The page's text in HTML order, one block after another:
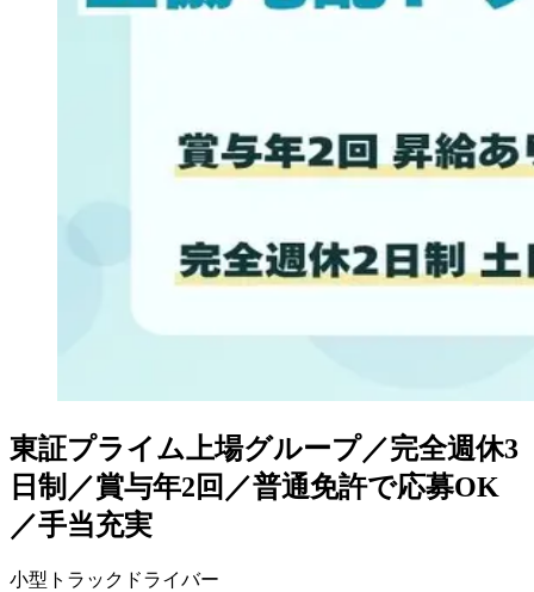
東証プライム上場グループ／完全週休3
日制／賞与年2回／普通免許で応募OK
／手当充実
小型トラックドライバー